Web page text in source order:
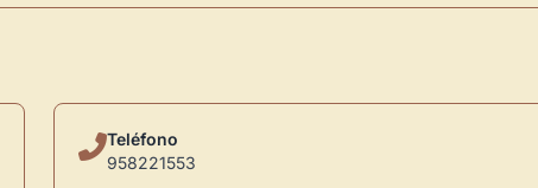
Teléfono
958221553